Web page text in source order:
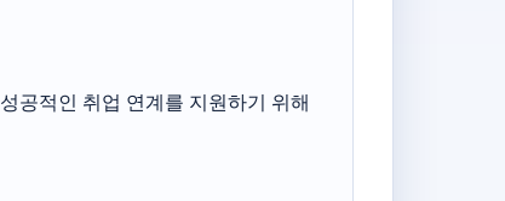
성공적인 취업 연계를 지원하기 위해